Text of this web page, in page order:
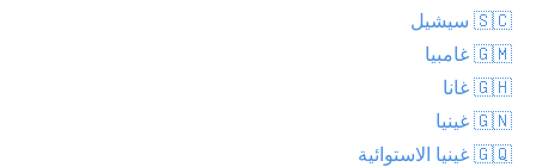
🇸🇨 سيشيل
🇬🇲 غامبيا
🇬🇭 غانا
🇬🇳 غينيا
🇬🇶 غينيا الاستوائية